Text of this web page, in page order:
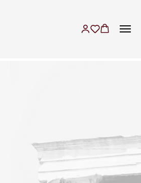
Селезневская, дом 30, к.
Б-В, 2 этаж, пом. 229